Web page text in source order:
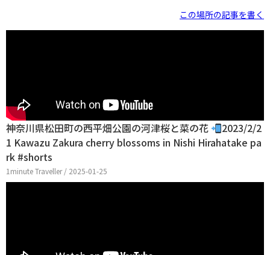
この場所の記事を書く
神奈川県松田町の西平畑公園の河津桜と菜の花
2023/2/2
1 Kawazu Zakura cherry blossoms in Nishi Hirahatake pa
rk #shorts
1minute Traveller / 2025-01-25